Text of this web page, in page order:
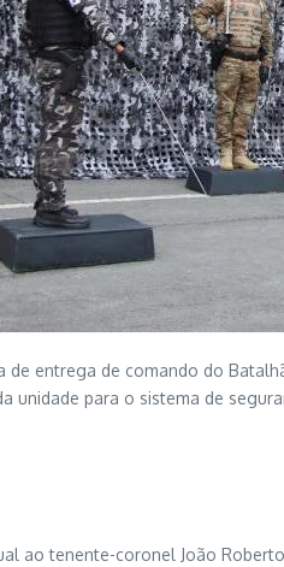
entrega de comando do
unidade para o sistema de
ao tenente-coronel João